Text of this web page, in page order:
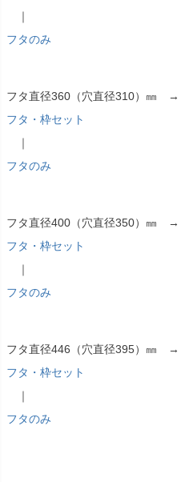
｜
フタのみ
フタ直径360（穴直径310）㎜ →
フタ・枠セット
｜
フタのみ
フタ直径400（穴直径350）㎜ →
フタ・枠セット
｜
フタのみ
フタ直径446（穴直径395）㎜ →
フタ・枠セット
｜
フタのみ